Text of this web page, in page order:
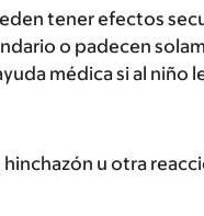
tener efectos
o padecen
médica si al
u otra